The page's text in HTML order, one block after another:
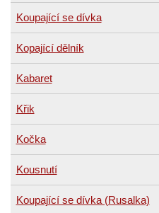
Koupající se dívka
Kopající dělník
Kabaret
Křik
Kočka
Kousnutí
Koupající se dívka (Rusalka)